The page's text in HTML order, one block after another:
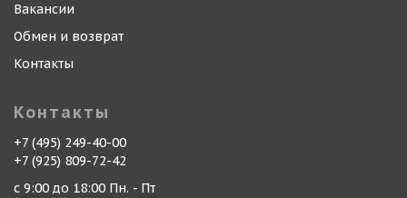
Вакансии
Обмен и возврат
Контакты
Контакты
+7 (495) 249-40-00
+7 (925) 809-72-42
с 9:00 до 18:00 Пн. - Пт